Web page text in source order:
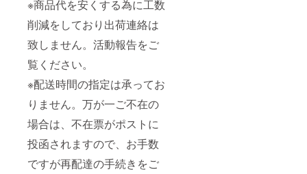
※商品代を安くする為に工数
削減をしており出荷連絡は
致しません。活動報告をご
覧ください。
※配送時間の指定は承ってお
りません。万が一ご不在の
場合は、不在票がポストに
投函されますので、お手数
ですが再配達の手続きをご